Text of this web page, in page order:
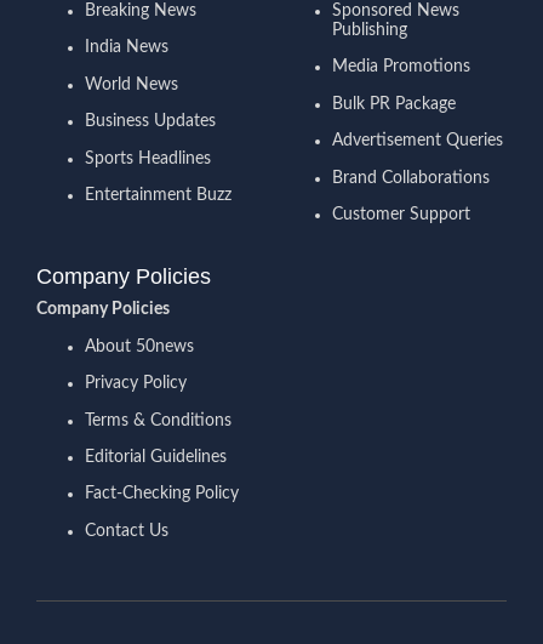
Breaking News
India News
World News
Business Updates
Sports Headlines
Entertainment Buzz
Sponsored News
Publishing
Media Promotions
Bulk PR Package
Advertisement Queries
Brand Collaborations
Customer Support
Company Policies
Company Policies
About 50news
Privacy Policy
Terms & Conditions
Editorial Guidelines
Fact-Checking Policy
Contact Us